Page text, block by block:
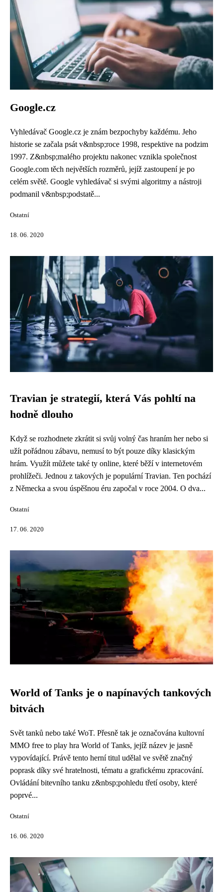
Google.cz
Vyhledávač Google.cz je znám bezpochyby každému. Jeho
historie se začala psát v&nbsp;roce 1998, respektive na podzim
1997. Z&nbsp;malého projektu nakonec vznikla společnost
Google.com těch největších rozměrů, jejíž zastoupení je po
celém světě. Google vyhledávač si svými algoritmy a nástroji
podmanil v&nbsp;podstatě...
Ostatní
18. 06. 2020
Travian je strategií, která Vás pohltí na
hodně dlouho
Když se rozhodnete zkrátit si svůj volný čas hraním her nebo si
užít pořádnou zábavu, nemusí to být pouze díky klasickým
hrám. Využít můžete také ty online, které běží v internetovém
prohlížeči. Jednou z takových je populární Travian. Ten pochází
z Německa a svou úspěšnou éru započal v roce 2004. O dva...
Ostatní
17. 06. 2020
World of Tanks je o napínavých tankových
bitvách
Svět tanků nebo také WoT. Přesně tak je označována kultovní
MMO free to play hra World of Tanks, jejíž název je jasně
vypovídající. Právě tento herní titul udělal ve světě značný
poprask díky své hratelnosti, tématu a grafickému zpracování.
Ovládání bitevního tanku z&nbsp;pohledu třetí osoby, které
poprvé...
Ostatní
16. 06. 2020